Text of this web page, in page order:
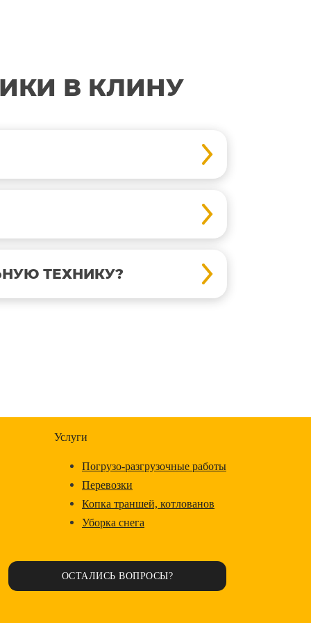
В КЛИНУ
ТЕХНИКУ?
Услуги
Погрузо-разгрузочные работы
Перевозки
Копка траншей, котлованов
Уборка снега
ОСТАЛИСЬ ВОПРОСЫ?